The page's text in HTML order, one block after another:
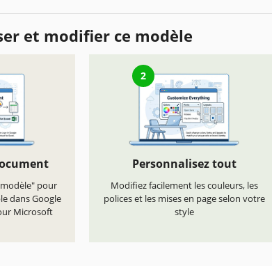
et modifier ce modèle
pour
dans Google
Microsoft
2
Personnalisez tout
Modifiez facilement les couleurs, les
polices et les mises en page selon votre
style